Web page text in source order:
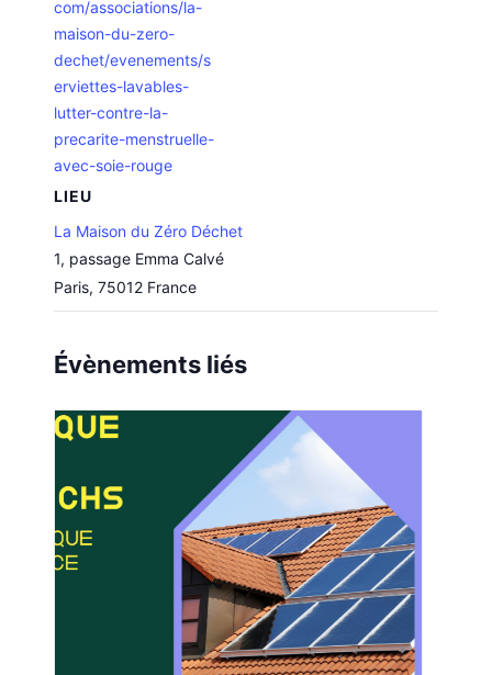
com/associations/la-
maison-du-zero-
dechet/evenements/s
erviettes-lavables-
lutter-contre-la-
precarite-menstruelle-
avec-soie-rouge
LIEU
La Maison du Zéro Déchet
1, passage Emma Calvé
Paris, 75012 France
Évènements liés